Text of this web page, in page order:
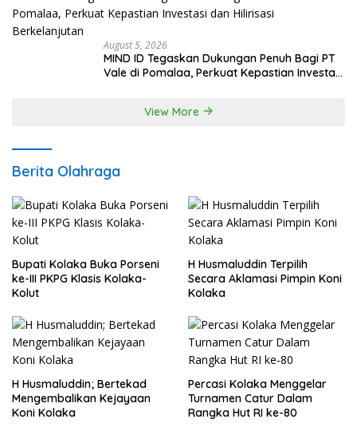
August 5, 2026
MIND ID Tegaskan Dukungan Penuh Bagi PT
Vale di Pomalaa, Perkuat Kepastian Investasi
View More
Berita Olahraga
Bupati Kolaka Buka Porseni
ke-III PKPG Klasis Kolaka-
Kolut
H Husmaluddin Terpilih
Secara Aklamasi Pimpin Koni
Kolaka
H Husmaluddin; Bertekad
Mengembalikan Kejayaan
Koni Kolaka
Percasi Kolaka Menggelar
Turnamen Catur Dalam
Rangka Hut RI ke-80